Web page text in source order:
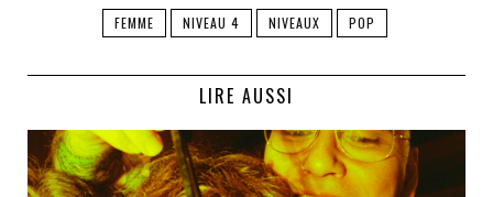
FEMME NIVEAU 4 NIVEAUX POP
LIRE AUSSI